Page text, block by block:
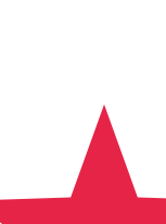
finansinstitut.